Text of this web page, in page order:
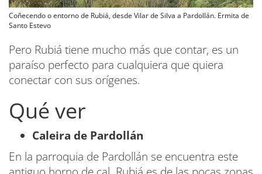
Coñecendo o entorno de Rubiá, desde Vilar de Silva a Pardollán. Ermita de
Santo Estevo
Pero Rubiá tiene mucho más que contar, es un
paraíso perfecto para cualquiera que quiera
conectar con sus orígenes.
Qué ver
Caleira de Pardollán
En la parroquia de Pardollán se encuentra este